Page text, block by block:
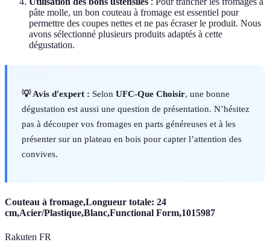
pâte molle, un bon couteau à fromage est essentiel pour
permettre des coupes nettes et ne pas écraser le produit. Nous
avons sélectionné plusieurs produits adaptés à cette
dégustation.
💡 Avis d'expert : Selon UFC-Que Choisir, une bonne
dégustation est aussi une question de présentation. N’hésitez
pas à découper vos fromages en parts généreuses et à les
présenter sur un plateau en bois pour capter l’attention des
convives.
Couteau à fromage,Longueur totale: 24
cm,Acier/Plastique,Blanc,Functional Form,1015987
Rakuten FR